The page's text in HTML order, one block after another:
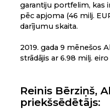
garantiju portfelim, kas
pēc apjoma (46 milj.
darījumu skaita.
2019. gada 9 mēnešos
strādājis ar 6.98 milj.
Reinis Bērziņš,
priekšsēdētājs: